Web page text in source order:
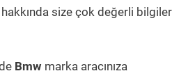
hakkında size çok değerli bilgiler
Bmw marka aracınıza